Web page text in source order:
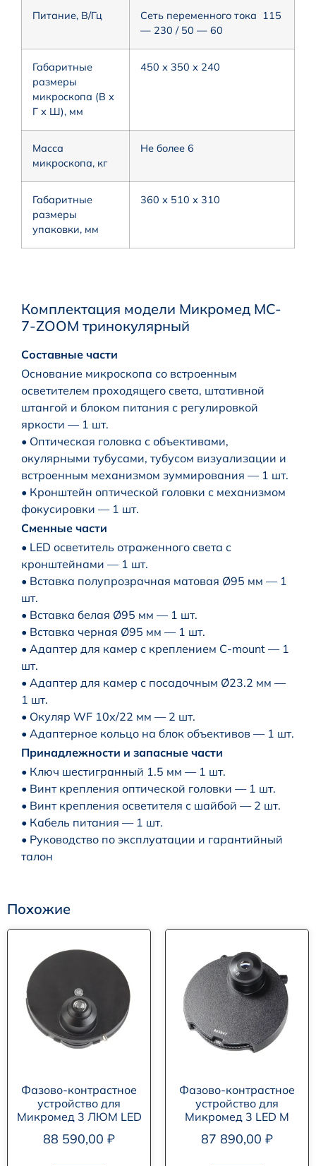
Питание, В/Гц
Сеть переменного тока 115
— 230 / 50 — 60
Габаритные
размеры
микроскопа (В х
Г х Ш), мм
450 х 350 х 240
Масса
микроскопа, кг
Не более 6
Габаритные
размеры
упаковки, мм
360 х 510 х 310
Комплектация модели Микромед MC-
7-ZOOM тринокулярный
Составные части
Основание микроскопа со встроенным
осветителем проходящего света, штативной
штангой и блоком питания с регулировкой
яркости — 1 шт.
• Оптическая головка с объективами,
окулярными тубусами, тубусом визуализации и
встроенным механизмом зуммирования — 1 шт.
• Кронштейн оптической головки с механизмом
фокусировки — 1 шт.
Сменные части
• LED осветитель отраженного света с
кронштейнами — 1 шт.
• Вставка полупрозрачная матовая Ø95 мм — 1
шт.
• Вставка белая Ø95 мм — 1 шт.
• Вставка черная Ø95 мм — 1 шт.
• Адаптер для камер с креплением С-mount — 1
шт.
• Адаптер для камер с посадочным Ø23.2 мм —
1 шт.
• Окуляр WF 10х/22 мм — 2 шт.
• Адаптерное кольцо на блок объективов — 1 шт.
Принадлежности и запасные части
• Ключ шестигранный 1.5 мм — 1 шт.
• Винт крепления оптической головки — 1 шт.
• Винт крепления осветителя с шайбой — 2 шт.
• Кабель питания — 1 шт.
• Руководство по эксплуатации и гарантийный
талон
Похожие
Фазово-контрастное
устройство для
Микромед 3 ЛЮМ LED
88 590,00 ₽
Фазово-контрастное
устройство для
Микромед 3 LED M
87 890,00 ₽